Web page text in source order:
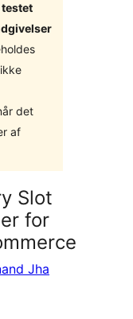
testet
det
af
Slot
for
Jha